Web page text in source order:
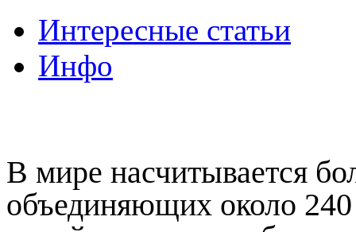
Интересные статьи
Инфо
В мире насчитывается
объединяющих около